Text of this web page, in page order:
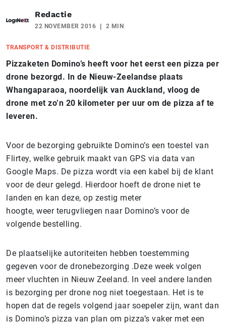
Redactie
22 NOVEMBER 2016 2 MIN
TRANSPORT & DISTRIBUTIE
Pizzaketen Domino’s heeft voor het eerst een pizza per
drone bezorgd. In de Nieuw-Zeelandse plaats
Whangaparaoa, noordelijk van Auckland, vloog de
drone met zo’n 20 kilometer per uur om de pizza af te
leveren.
Voor de bezorging gebruikte Domino’s een toestel van
Flirtey, welke gebruik maakt van GPS via data van
Google Maps. De pizza wordt via een kabel bij de klant
voor de deur gelegd. Hierdoor hoeft de drone niet te
landen en kan deze, op zestig meter
hoogte, weer terugvliegen naar Domino’s voor de
volgende bestelling.
De plaatselijke autoriteiten hebben toestemming
gegeven voor de dronebezorging .Deze week volgen
meer vluchten in Nieuw Zeeland. In veel andere landen
is bezorging per drone nog niet toegestaan. Het is te
hopen dat de regels volgend jaar soepeler zijn, want dan
is Domino’s pizza van plan om pizza’s vaker met een